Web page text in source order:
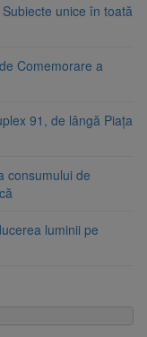
unice în toată
Comemorare a
91, de lângă Piața
consumului de
luminii pe